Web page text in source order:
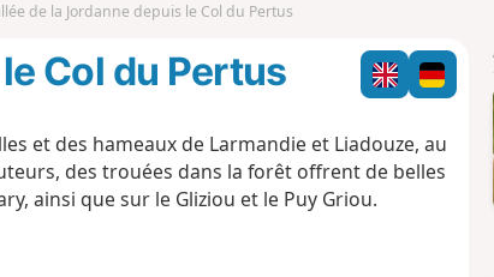
de la Jordanne depuis le Col du Pertus
Col du Pertus
et des hameaux de Larmandie et Liadouze, au
des trouées dans la forêt offrent de belles
ainsi que sur le Gliziou et le Puy Griou.